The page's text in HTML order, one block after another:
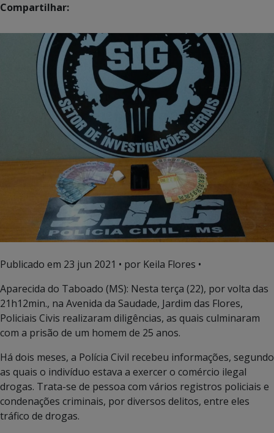
Compartilhar:
Publicado em 23 jun 2021 • por Keila Flores •
Aparecida do Taboado (MS): Nesta terça (22), por volta das
21h12min., na Avenida da Saudade, Jardim das Flores,
Policiais Civis realizaram diligências, as quais culminaram
com a prisão de um homem de 25 anos.
Há dois meses, a Polícia Civil recebeu informações, segundo
as quais o indivíduo estava a exercer o comércio ilegal
drogas. Trata-se de pessoa com vários registros policiais e
condenações criminais, por diversos delitos, entre eles
tráfico de drogas.